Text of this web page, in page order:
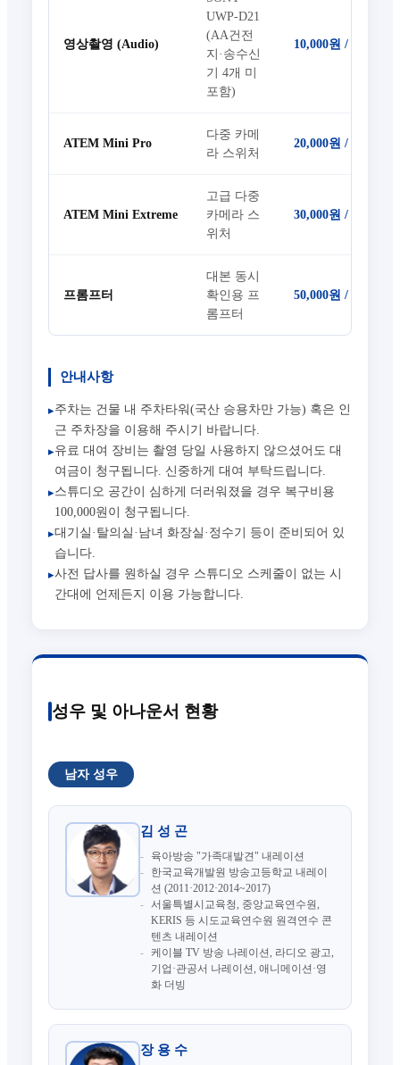
영상촬영 (Audio)
UWP-D21
(AA건전
지·송수신
기 4개 미
포함)
10,000원 / 12h
ATEM Mini Pro
다중 카메
라 스위처
20,000원 / 12h
ATEM Mini Extreme
고급 다중
카메라 스
위처
30,000원 / 12h
프롬프터
대본 동시
확인용 프
롬프터
50,000원 / 12h
안내사항
▸주차는 건물 내 주차타워(국산 승용차만 가능) 혹은 인
근 주차장을 이용해 주시기 바랍니다.
▸유료 대여 장비는 촬영 당일 사용하지 않으셨어도 대
여금이 청구됩니다. 신중하게 대여 부탁드립니다.
▸스튜디오 공간이 심하게 더러워졌을 경우 복구비용
100,000원이 청구됩니다.
▸대기실·탈의실·남녀 화장실·정수기 등이 준비되어 있
습니다.
▸사전 답사를 원하실 경우 스튜디오 스케줄이 없는 시
간대에 언제든지 이용 가능합니다.
성우 및 아나운서 현황
남자 성우
김 성 곤
육아방송 "가족대발견" 내레이션
한국교육개발원 방송고등학교 내레이
션 (2011·2012·2014~2017)
서울특별시교육청, 중앙교육연수원,
KERIS 등 시도교육연수원 원격연수 콘
텐츠 내레이션
케이블 TV 방송 나레이션, 라디오 광고,
기업·관공서 나레이션, 애니메이션·영
화 더빙
장 용 수